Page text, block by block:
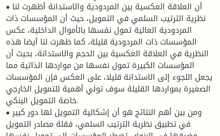
• أن العلاقة العكسية بين المردودية والاستدانة أظهرت لنا
نظرية الترتيب السلمي في التمويل، حيث أن المؤسسات ذات
المردودية العالية تمول نفسها بالأموال الداخلية، عكس
المؤسسات ذات المردودية قليلة، كما ظهرت لنا أيضا هذه
النظرية في العلاقة العكسية بين الحجم والاستدانة، بحيث أن
المؤسسات الكبيرة تمول نفسها من مواردها الذاتية مما
يجعل اللجوء إلى الاستدانة قليلا، على العكس فإن المؤسسات
الصغيرة بمواردها القليلة سوف تولي أهمية للتمويل الخارجي
خاصة التمويل البنكي.
• ومن بين أهم النتائج هو أن إشكالية التمويل لها دور كبير
في تطبيق نظرية الترتيب السلمي، فقلة مصادر التمويل